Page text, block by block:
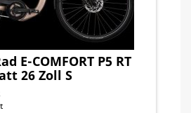
E-COMFORT P5 RT
26 Zoll S